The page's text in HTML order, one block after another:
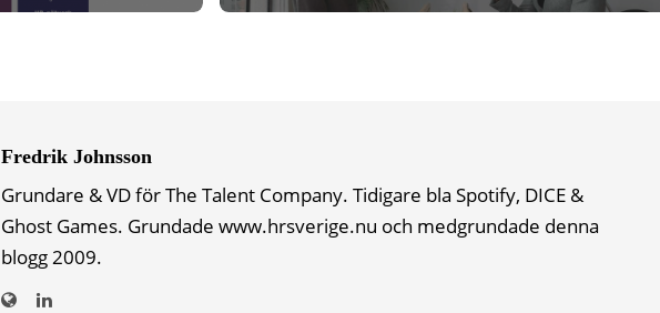
Fredrik Johnsson
Grundare & VD för The Talent Company. Tidigare bla Spotify, DICE &
Ghost Games. Grundade www.hrsverige.nu och medgrundade denna
blogg 2009.